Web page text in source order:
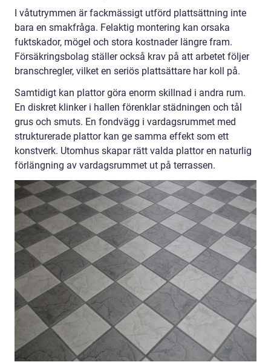
I våtutrymmen är fackmässigt utförd plattsättning inte
bara en smakfråga. Felaktig montering kan orsaka
fuktskador, mögel och stora kostnader längre fram.
Försäkringsbolag ställer också krav på att arbetet följer
branschregler, vilket en seriös plattsättare har koll på.
Samtidigt kan plattor göra enorm skillnad i andra rum.
En diskret klinker i hallen förenklar städningen och tål
grus och smuts. En fondvägg i vardagsrummet med
strukturerade plattor kan ge samma effekt som ett
konstverk. Utomhus skapar rätt valda plattor en naturlig
förlängning av vardagsrummet ut på terrassen.